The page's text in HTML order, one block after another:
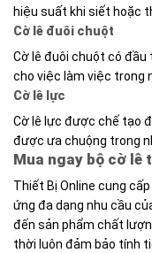
hiệu suất khi siết hoặc
Cờ lê đuôi chuột
Cờ lê đuôi chuột có đầu
cho việc làm việc trong
Cờ lê lực
Cờ lê lực được chế tạo
được ưa chuộng trong
Mua ngay bộ cờ lê
Thiết Bị Online cung
ứng đa dạng nhu cầu
đến sản phẩm chất
thời luôn đảm bảo tính